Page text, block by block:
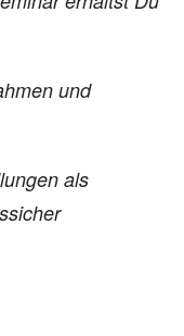
und
als